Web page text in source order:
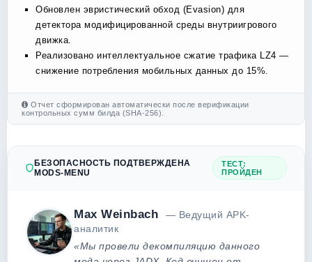
Обновлен эвристический обход (Evasion) для
детектора модифицированной среды внутриигрового
движка.
Реализовано интеллектуальное сжатие трафика LZ4 —
снижение потребления мобильных данных до 15%.
Отчет сформирован автоматически после верификации
контрольных сумм билда (SHA-256).
БЕЗОПАСНОСТЬ ПОДТВЕРЖДЕНА
MODS-MENU
ТЕСТ:
ПРОЙДЕН
Max Weinbach
— Ведущий APK-
аналитик
«Мы провели декомпиляцию данного